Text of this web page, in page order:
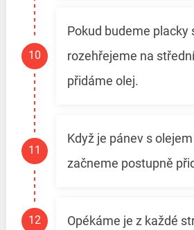
Pokud budeme placky
rozehřejeme na
přidáme olej.
Když je pánev s
začneme postupně
Opékáme je z každé